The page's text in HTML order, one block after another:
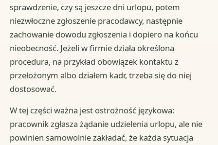
sprawdzenie, czy są jeszcze dni urlopu, potem
niezwłoczne zgłoszenie pracodawcy, następnie
zachowanie dowodu zgłoszenia i dopiero na końcu
nieobecność. Jeżeli w firmie działa określona
procedura, na przykład obowiązek kontaktu z
przełożonym albo działem kadr, trzeba się do niej
dostosować.
W tej części ważna jest ostrożność językowa:
pracownik zgłasza żądanie udzielenia urlopu, ale nie
powinien samowolnie zakładać, że każda sytuacja